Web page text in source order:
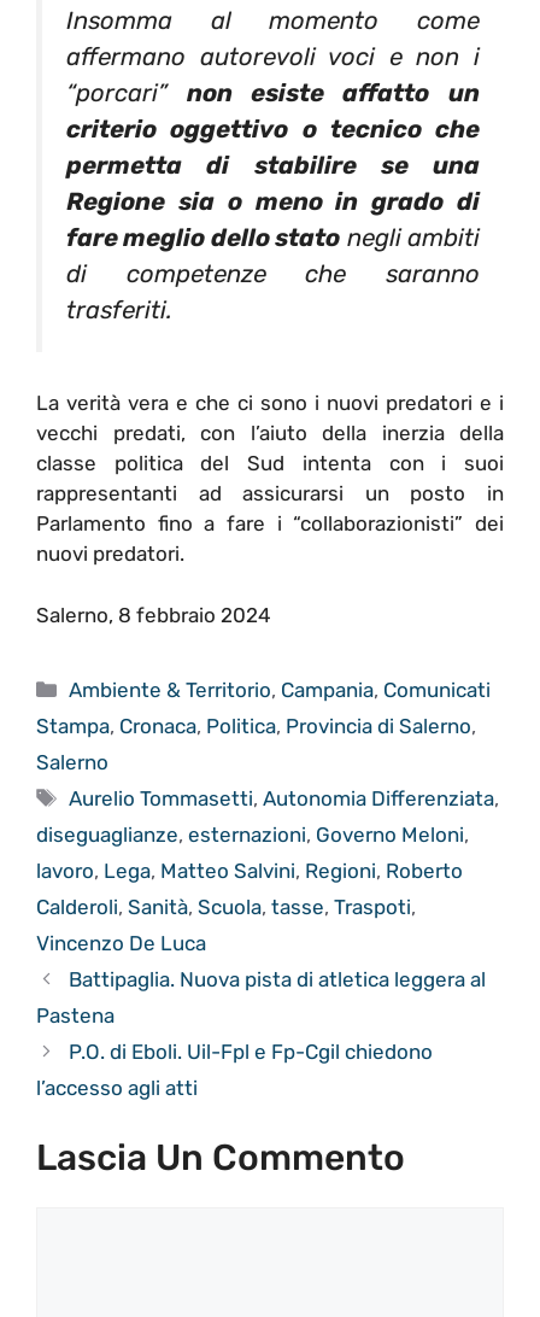
Insomma al momento come
affermano autorevoli voci e non i
“porcari” non esiste affatto
un
criterio oggettivo o tecnico che
permetta di stabilire se una
Regione sia o meno in grado di
fare meglio dello stato negli ambiti
di competenze che saranno
trasferiti.
La verità vera e che ci sono i nuovi predatori e i
vecchi predati, con l’aiuto della inerzia della
classe politica del Sud intenta con i suoi
rappresentanti ad assicurarsi un posto in
Parlamento fino a fare i “collaborazionisti” dei
nuovi predatori.
Salerno, 8 febbraio 2024
Categorie
Ambiente & Territorio, Campania, Comunicati
Stampa, Cronaca, Politica, Provincia di Salerno,
Salerno
Tag
Aurelio Tommasetti,Autonomia Differenziata,
diseguaglianze, esternazioni, Governo Meloni,
lavoro, Lega, Matteo Salvini, Regioni, Roberto
Calderoli, Sanità, Scuola, tasse, Traspoti,
Vincenzo De Luca
Battipaglia. Nuova pista di atletica leggera al
Pastena
P.O. di Eboli. Uil-Fpl e Fp-Cgil chiedono
l’accesso agli atti
Lascia Un Commento